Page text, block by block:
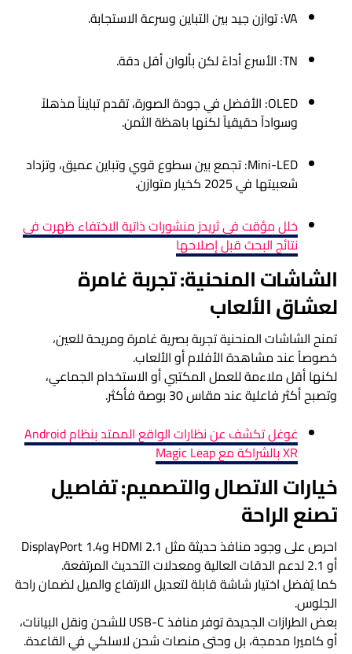
VA: توازن جيد بين التباين وسرعة الاستجابة.
TN: الأسرع أداءً لكن بألوان أقل دقة.
OLED: الأفضل في جودة الصورة، تقدم تبايناً مذهلاً
وسواداً حقيقياً لكنها باهظة الثمن.
Mini-LED: تجمع بين سطوع قوي وتباين عميق، وتزداد
شعبيتها في 2025 كخيار متوازن.
خلل مؤقت في ثريدز منشورات ذاتية الاختفاء ظهرت في
نتائج البحث قبل إصلاحها
الشاشات المنحنية: تجربة غامرة
لعشاق الألعاب
تمنح الشاشات المنحنية تجربة بصرية غامرة ومريحة للعين،
خصوصاً عند مشاهدة الأفلام أو الألعاب.
لكنها أقل ملاءمة للعمل المكتبي أو الاستخدام الجماعي،
وتصبح أكثر فاعلية عند مقاس 30 بوصة فأكثر.
غوغل تكشف عن نظارات الواقع الممتد بنظام Android
XR بالشراكة مع Magic Leap
خيارات الاتصال والتصميم: تفاصيل
تصنع الراحة
احرص على وجود منافذ حديثة مثل HDMI 2.1 وDisplayPort 1.4
أو 2.1 لدعم الدقات العالية ومعدلات التحديث المرتفعة.
كما يُفضل اختيار شاشة قابلة لتعديل الارتفاع والميل لضمان راحة
الجلوس.
بعض الطرازات الجديدة توفر منافذ USB-C للشحن ونقل البيانات،
أو كاميرا مدمجة، بل وحتى منصات شحن لاسلكي في القاعدة.